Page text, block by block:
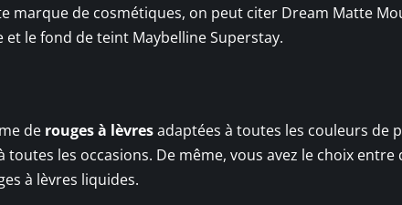
marque de cosmétiques, on peut citer Dream Matte
le fond de teint Maybelline Superstay.
de rouges à lèvresadaptées à toutes les couleurs de
les occasions. De même, vous avez le choix entre
à lèvres liquides.